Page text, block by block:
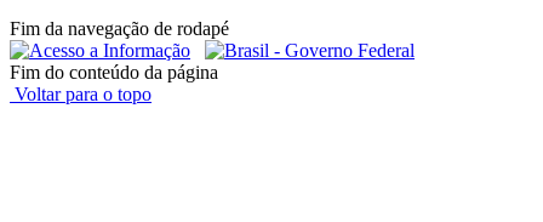
Fim da navegação de rodapé
Fim do conteúdo da página
Voltar para o topo